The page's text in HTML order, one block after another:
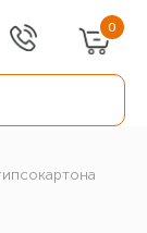
0